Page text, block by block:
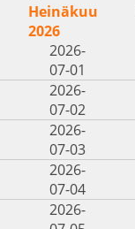
Heinäkuu
2026
2026-
07-01
2026-
07-02
2026-
07-03
2026-
07-04
2026-